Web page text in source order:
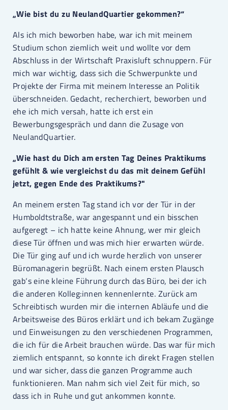
„Wie bist du zu NeulandQuartier gekommen?“
Als ich mich beworben habe, war ich mit meinem
Studium schon ziemlich weit und wollte vor dem
Abschluss in der Wirtschaft Praxisluft schnuppern. Für
mich war wichtig, dass sich die Schwerpunkte und
Projekte der Firma mit meinem Interesse an Politik
überschneiden. Gedacht, recherchiert, beworben und
ehe ich mich versah, hatte ich erst ein
Bewerbungsgespräch und dann die Zusage von
NeulandQuartier.
„Wie hast du Dich am ersten Tag Deines Praktikums
gefühlt & wie vergleichst du das mit deinem Gefühl
jetzt, gegen Ende des Praktikums?"
An meinem ersten Tag stand ich vor der Tür in der
Humboldtstraße, war angespannt und ein bisschen
aufgeregt – ich hatte keine Ahnung, wer mir gleich
diese Tür öffnen und was mich hier erwarten würde.
Die Tür ging auf und ich wurde herzlich von unserer
Büromanagerin begrüßt. Nach einem ersten Plausch
gab‘s eine kleine Führung durch das Büro, bei der ich
die anderen Kolleg:innen kennenlernte. Zurück am
Schreibtisch wurden mir die internen Abläufe und die
Arbeitsweise des Büros erklärt und ich bekam Zugänge
und Einweisungen zu den verschiedenen Programmen,
die ich für die Arbeit brauchen würde. Das war für mich
ziemlich entspannt, so konnte ich direkt Fragen stellen
und war sicher, dass die ganzen Programme auch
funktionieren. Man nahm sich viel Zeit für mich, so
dass ich in Ruhe und gut ankommen konnte.